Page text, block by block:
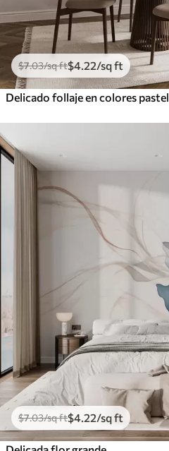
$7.03/sq ft$4 .22/sq ft
Delicado follaje en colores pastel
$7.03/sq ft$4 .22/sq ft